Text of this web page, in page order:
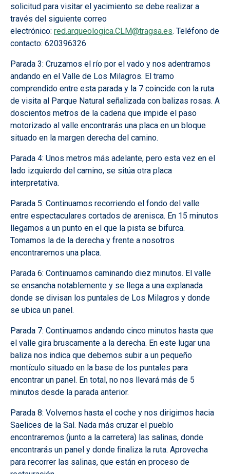
solicitud para visitar el yacimiento se debe realizar a
través del siguiente correo
electrónico: red.arqueologica.CLM@tragsa.es. Teléfono de
contacto: 620396326
Parada 3: Cruzamos el río por el vado y nos adentramos
andando en el Valle de Los Milagros. El tramo
comprendido entre esta parada y la 7 coincide con la ruta
de visita al Parque Natural señalizada con balizas rosas. A
doscientos metros de la cadena que impide el paso
motorizado al valle encontrarás una placa en un bloque
situado en la margen derecha del camino.
Parada 4: Unos metros más adelante, pero esta vez en el
lado izquierdo del camino, se sitúa otra placa
interpretativa.
Parada 5: Continuamos recorriendo el fondo del valle
entre espectaculares cortados de arenisca. En 15 minutos
llegamos a un punto en el que la pista se bifurca.
Tomamos la de la derecha y frente a nosotros
encontraremos una placa.
Parada 6: Continuamos caminando diez minutos. El valle
se ensancha notablemente y se llega a una explanada
donde se divisan los puntales de Los Milagros y donde
se ubica un panel.
Parada 7: Continuamos andando cinco minutos hasta que
el valle gira bruscamente a la derecha. En este lugar una
baliza nos indica que debemos subir a un pequeño
montículo situado en la base de los puntales para
encontrar un panel. En total, no nos llevará más de 5
minutos desde la parada anterior.
Parada 8: Volvemos hasta el coche y nos dirigimos hacia
Saelices de la Sal. Nada más cruzar el pueblo
encontraremos (junto a la carretera) las salinas, donde
encontrarás un panel y donde finaliza la ruta. Aprovecha
para recorrer las salinas, que están en proceso de